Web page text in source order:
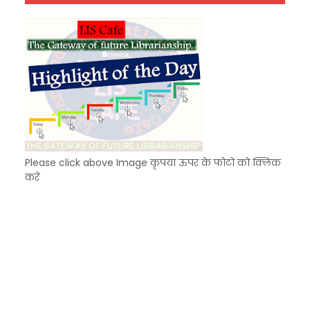
Please click above Image कृपया ऊपर के फोटो को क्लिक
करें